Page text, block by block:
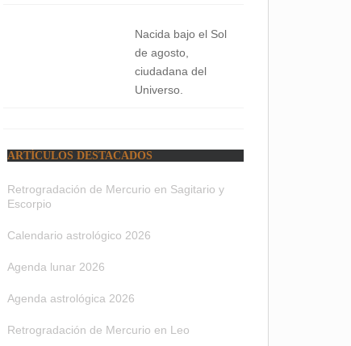
Nacida bajo el Sol
de agosto,
ciudadana del
Universo.
ARTÍCULOS DESTACADOS
Retrogradación de Mercurio en Sagitario y
Escorpio
Calendario astrológico 2026
Agenda lunar 2026
Agenda astrológica 2026
Retrogradación de Mercurio en Leo